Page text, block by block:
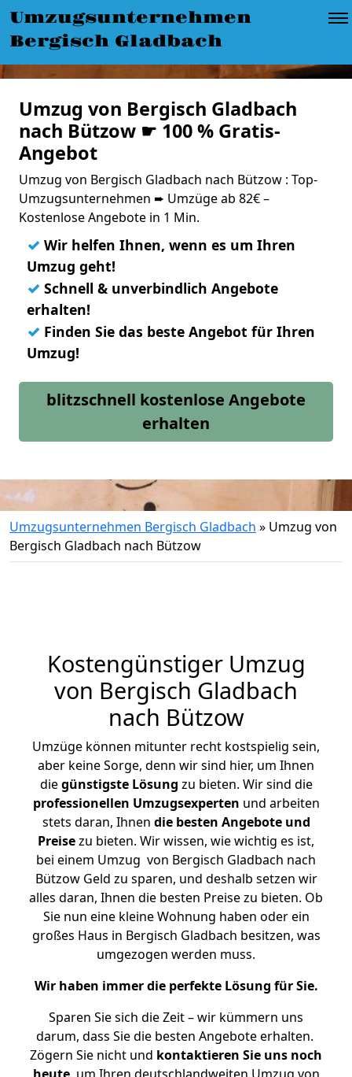
Umzugsunternehmen
Bergisch Gladbach
Umzug von Bergisch Gladbach
nach Bützow ☛ 100 % Gratis-
Angebot
Umzug von Bergisch Gladbach nach Bützow : Top-
Umzugsunternehmen ➨ Umzüge ab 82€ –
Kostenlose Angebote in 1 Min.
✓ Wir helfen Ihnen, wenn es um Ihren
Umzug geht!
✓ Schnell & unverbindlich Angebote
erhalten!
✓ Finden Sie das beste Angebot für Ihren
Umzug!
blitzschnell kostenlose Angebote
erhalten
Umzugsunternehmen Bergisch Gladbach » Umzug von
Bergisch Gladbach nach Bützow
Kostengünstiger Umzug
von Bergisch Gladbach
nach Bützow
Umzüge können mitunter recht kostspielig sein,
aber keine Sorge, denn wir sind hier, um Ihnen
diegünstigste Lösung zu bieten. Wir sind die
professionellen Umzugsexperten und arbeiten
stets daran, Ihnen die besten Angebote und
Preisezu bieten. Wir wissen, wie wichtig es ist,
bei einem Umzug von Bergisch Gladbach nach
Bützow Geld zu sparen, und deshalb setzen wir
alles daran, Ihnen die besten Preise zu bieten. Ob
Sie nun eine kleine Wohnung haben oder ein
großes Haus in Bergisch Gladbach besitzen, was
umgezogen werden muss.
Wir haben immer die perfekte Lösung für Sie.
Sparen Sie sich die Zeit – wir kümmern uns
darum, dass Sie die besten Angebote erhalten.
Zögern Sie nicht und kontaktieren Sie uns noch